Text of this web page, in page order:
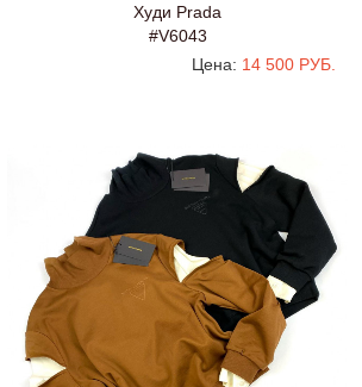
Худи Prada
#V6043
Цена: 14 500 РУБ.